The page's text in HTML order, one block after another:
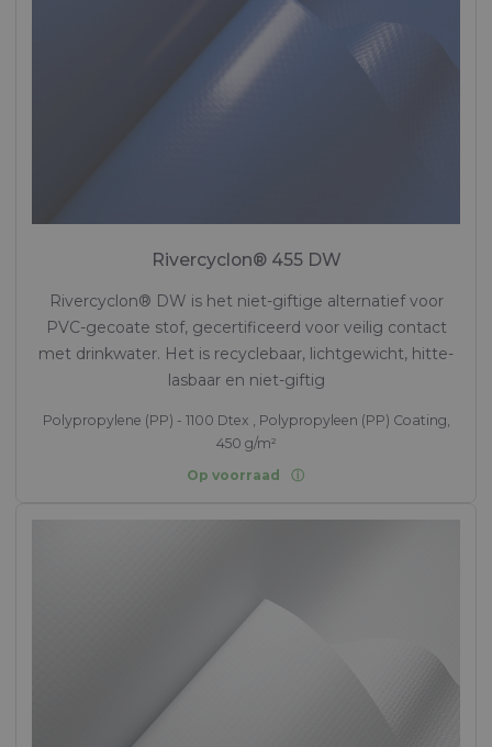
Rivercyclon® 455 DW
Rivercyclon® DW is het niet-giftige alternatief voor
PVC-gecoate stof, gecertificeerd voor veilig contact
met drinkwater. Het is recyclebaar, lichtgewicht, hitte-
lasbaar en niet-giftig
Polypropylene (PP) - 1100 Dtex , Polypropyleen (PP) Coating,
450 g/m²
Op voorraad